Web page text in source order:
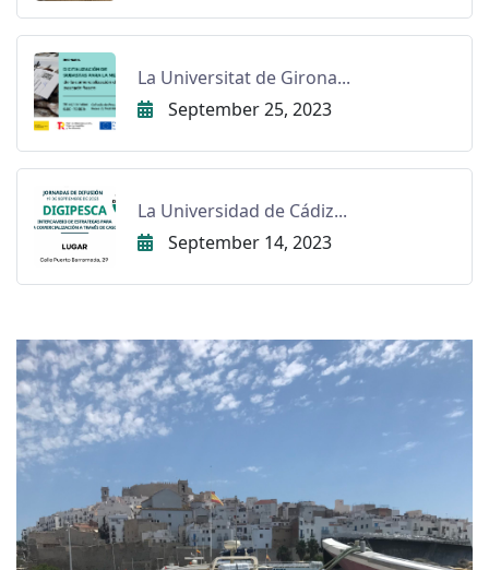
La Universitat de Girona...
September 25, 2023
La Universidad de Cádiz...
September 14, 2023